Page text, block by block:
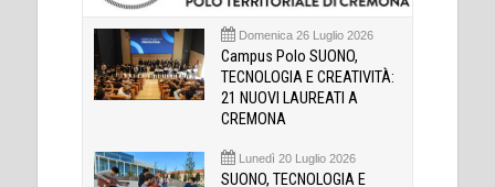
Domenica 26 Luglio 2026
Campus Polo SUONO,
TECNOLOGIA E CREATIVITÀ:
21 NUOVI LAUREATI A
CREMONA
Lunedì 20 Luglio 2026
SUONO, TECNOLOGIA E